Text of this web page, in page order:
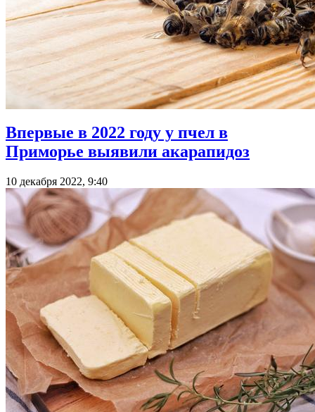
Впервые в 2022 году у пчел в
Приморье выявили акарапидоз
10 декабря 2022, 9:40